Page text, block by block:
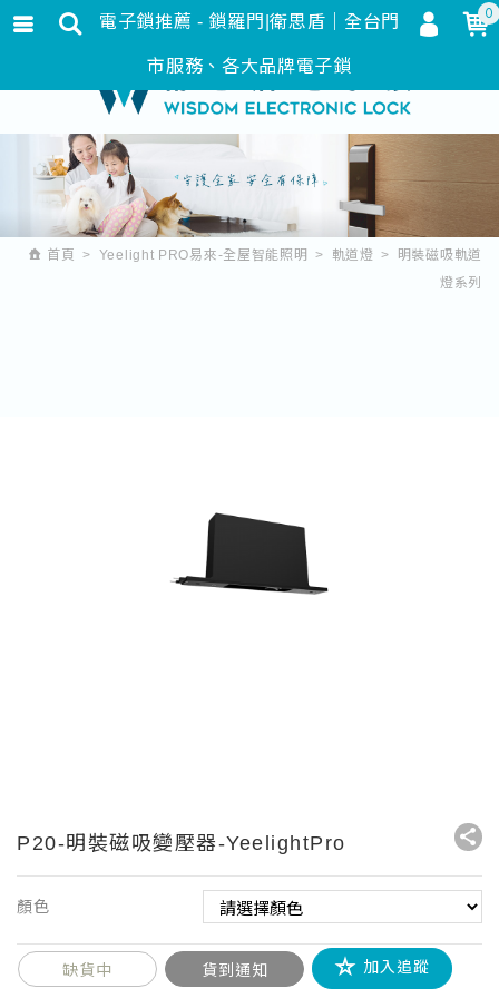
首頁 Yeelight PRO易來-全屋智能照明 軌道燈
明裝磁吸軌道
燈系列
P20-明裝磁吸變壓器-YeelightPro
顏色
缺貨中 貨到通知 加入追蹤
電子鎖推薦 - 鎖羅門|衛思盾｜全台門
市服務、各大品牌電子鎖
0
會員登入
會員註冊
忘記密碼
訂單查詢
追蹤清單
繁體中文